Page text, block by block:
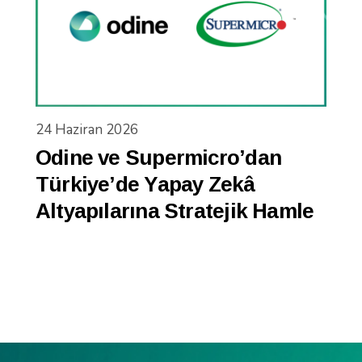
24 Haziran 2026
Odine ve Supermicro’dan
Türkiye’de Yapay Zekâ
Altyapılarına Stratejik Hamle